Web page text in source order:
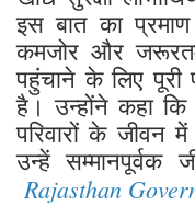
इस बात का
कमजोर और
पहुंचाने के लिए पूरी
है। उन्होंने कहा
परिवारों के जीवन
उन्हें सम्मानपूर्वक
Rajasthan